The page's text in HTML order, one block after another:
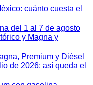
cuánto cuesta el
del 1 al 7 de agosto
y Magna y
Premium y Diésel
de 2026: así queda el